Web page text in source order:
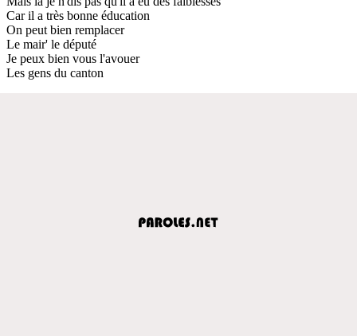
Car il a très bonne éducation
On peut bien remplacer
Le mair' le député
Je peux bien vous l'avouer
Les gens du canton